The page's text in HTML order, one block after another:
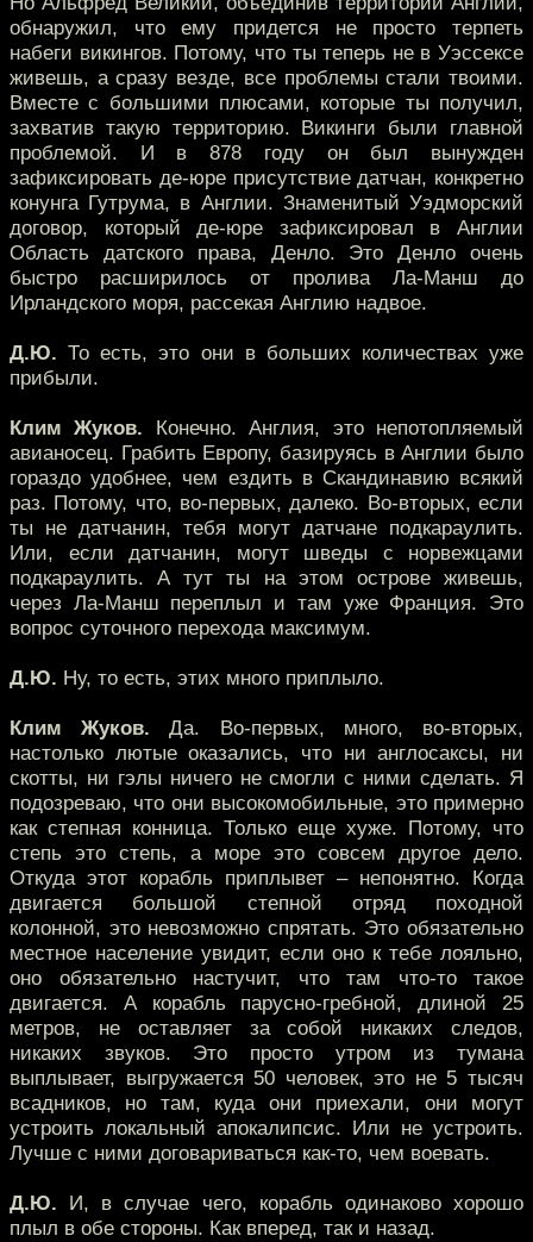
обнаружил, что ему придется не просто терпеть
набеги викингов. Потому, что ты теперь не в Уэссексе
живешь, а сразу везде, все проблемы стали твоими.
Вместе с большими плюсами, которые ты получил,
захватив такую территорию. Викинги были главной
проблемой. И в 878 году он был вынужден
зафиксировать де-юре присутствие датчан, конкретно
конунга Гутрума, в Англии. Знаменитый Уэдморский
договор, который де-юре зафиксировал в Англии
Область датского права, Денло. Это Денло очень
быстро расширилось от пролива Ла-Манш до
Ирландского моря, рассекая Англию надвое.
Д.Ю. То есть, это они в больших количествах уже
прибыли.
Клим Жуков. Конечно. Англия, это непотопляемый
авианосец. Грабить Европу, базируясь в Англии было
гораздо удобнее, чем ездить в Скандинавию всякий
раз. Потому, что, во-первых, далеко. Во-вторых, если
ты не датчанин, тебя могут датчане подкараулить.
Или, если датчанин, могут шведы с норвежцами
подкараулить. А тут ты на этом острове живешь,
через Ла-Манш переплыл и там уже Франция. Это
вопрос суточного перехода максимум.
Д.Ю. Ну, то есть, этих много приплыло.
Клим Жуков. Да. Во-первых, много, во-вторых,
настолько лютые оказались, что ни англосаксы, ни
скотты, ни гэлы ничего не смогли с ними сделать. Я
подозреваю, что они высокомобильные, это примерно
как степная конница. Только еще хуже. Потому, что
степь это степь, а море это совсем другое дело.
Откуда этот корабль приплывет – непонятно. Когда
двигается большой степной отряд походной
колонной, это невозможно спрятать. Это обязательно
местное население увидит, если оно к тебе лояльно,
оно обязательно настучит, что там что-то такое
двигается. А корабль парусно-гребной, длиной 25
метров, не оставляет за собой никаких следов,
никаких звуков. Это просто утром из тумана
выплывает, выгружается 50 человек, это не 5 тысяч
всадников, но там, куда они приехали, они могут
устроить локальный апокалипсис. Или не устроить.
Лучше с ними договариваться как-то, чем воевать.
Д.Ю. И, в случае чего, корабль одинаково хорошо
плыл в обе стороны. Как вперед, так и назад.